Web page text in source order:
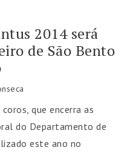
2014 será
de São Bento
que encerra as
do Departamento de
este ano no